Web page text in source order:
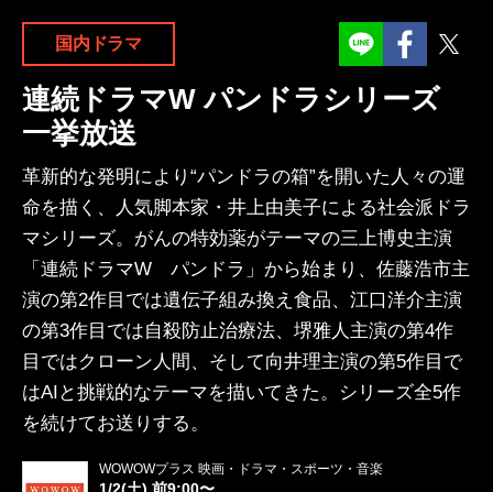
国内ドラマ
連続ドラマW パンドラシリーズ
一挙放送
革新的な発明により“パンドラの箱”を開いた人々の運
命を描く、人気脚本家・井上由美子による社会派ドラ
マシリーズ。がんの特効薬がテーマの三上博史主演
「連続ドラマW パンドラ」から始まり、佐藤浩市主
演の第2作目では遺伝子組み換え食品、江口洋介主演
の第3作目では自殺防止治療法、堺雅人主演の第4作
目ではクローン人間、そして向井理主演の第5作目で
はAIと挑戦的なテーマを描いてきた。シリーズ全5作
を続けてお送りする。
WOWOWプラス 映画・ドラマ・スポーツ・音楽